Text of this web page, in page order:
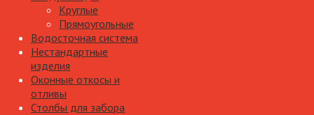
Круглые
Прямоугольные
Водосточная система
Нестандартные
изделия
Оконные откосы и
отливы
Столбы для забора